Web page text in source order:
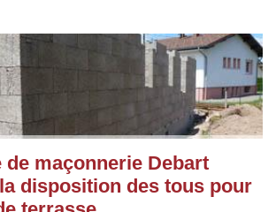
de maçonnerie Debart
disposition des tous pour